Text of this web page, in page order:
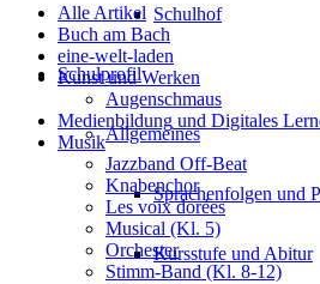
Schulhof
Schulprofil
Allgemeines
Sprachenfolgen und
Kursstufe und Abitur
Alle Artikel
Buch am Bach
eine-welt-laden
Kunst und Werken
Augenschmaus
Medienbildung und Digitales
Musik
Jazzband Off-Beat
Knabenchor
Les voix dorées
Musical (Kl. 5)
Orchester
Stimm-Band (Kl. 8-12)